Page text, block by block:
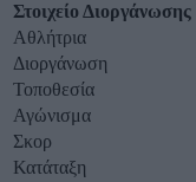
Στοιχείο Διοργάνωσης
Αθλήτρια
Διοργάνωση
Τοποθεσία
Αγώνισμα
Σκορ
Κατάταξη